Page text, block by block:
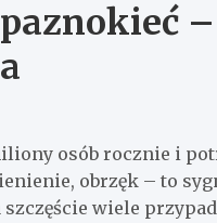
osób rocznie i
obrzęk – to
szczęście wiele